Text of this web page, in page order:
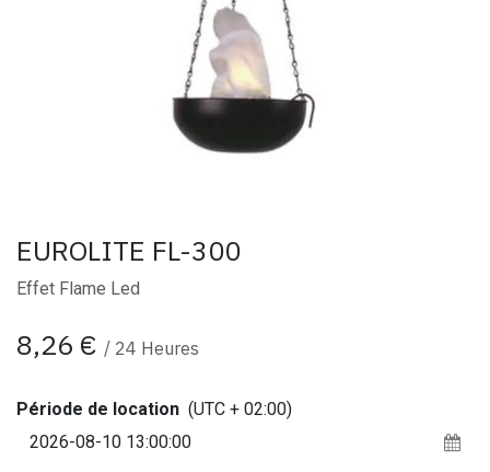
EUROLITE FL-300
Effet Flame Led
8,26 € / 24 Heures
Période de location (UTC + 02:00)